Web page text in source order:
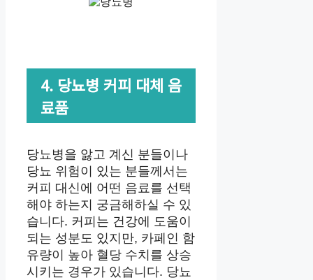
4. 당뇨병 커피 대체 음
료품
당뇨병을 앓고 계신 분들이나
당뇨 위험이 있는 분들께서는
커피 대신에 어떤 음료를 선택
해야 하는지 궁금해하실 수 있
습니다. 커피는 건강에 도움이
되는 성분도 있지만, 카페인 함
유량이 높아 혈당 수치를 상승
시키는 경우가 있습니다. 당뇨